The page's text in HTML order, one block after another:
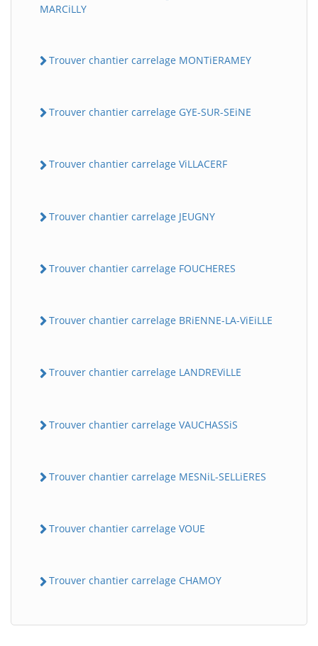
MARCiLLY
Trouver chantier carrelage MONTiERAMEY
Trouver chantier carrelage GYE-SUR-SEiNE
Trouver chantier carrelage ViLLACERF
Trouver chantier carrelage JEUGNY
Trouver chantier carrelage FOUCHERES
Trouver chantier carrelage BRiENNE-LA-ViEiLLE
Trouver chantier carrelage LANDREViLLE
Trouver chantier carrelage VAUCHASSiS
Trouver chantier carrelage MESNiL-SELLiERES
Trouver chantier carrelage VOUE
Trouver chantier carrelage CHAMOY